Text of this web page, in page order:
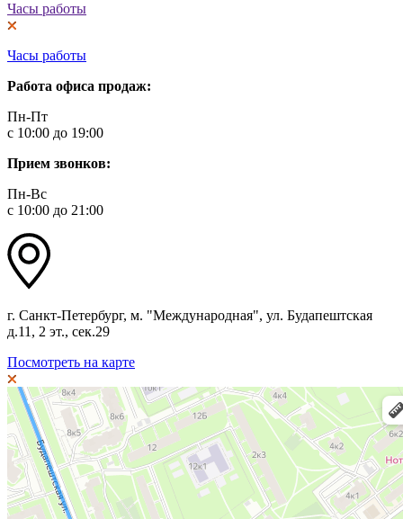
Часы работы
Часы работы
Работа офиса продаж:
Пн-Пт
с 10:00 до 19:00
Прием звонков:
Пн-Вс
с 10:00 до 21:00
г. Санкт-Петербург, м. "Международная", ул. Будапештская
д.11, 2 эт., сек.29
Посмотреть на карте